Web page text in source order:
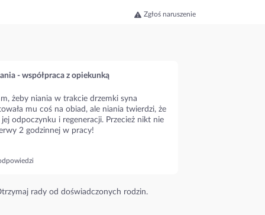
Zgłoś naruszenie
- współpraca z opiekunką
żeby niania w trakcie drzemki syna
mu coś na obiad, ale niania twierdzi, że
odpoczynku i regeneracji. Przecież nikt nie
2 godzinnej w pracy!
rady od doświadczonych rodzin.